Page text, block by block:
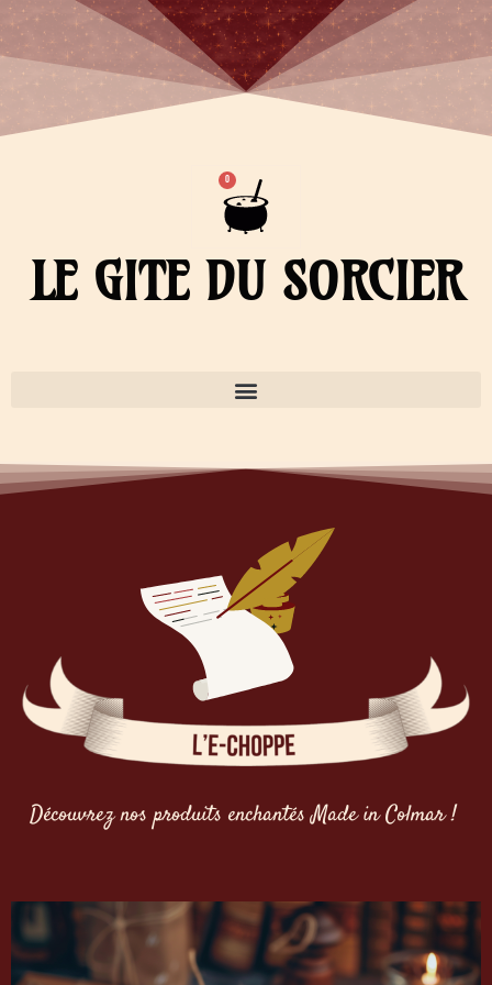
Aller
au
contenu
0
Panier
LE GITE DU SORCIER
Découvrez nos produits enchantés Made in Colmar !